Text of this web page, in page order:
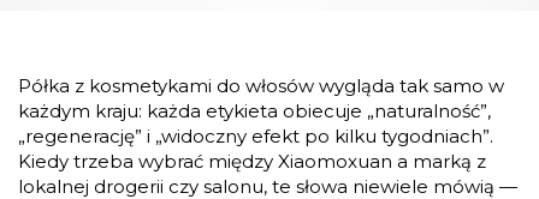
Półka z kosmetykami do włosów wygląda tak samo w
każdym kraju: każda etykieta obiecuje „naturalność”,
„regenerację” i „widoczny efekt po kilku tygodniach”.
Kiedy trzeba wybrać między Xiaomoxuan a marką z
lokalnej drogerii czy salonu, te słowa niewiele mówią —